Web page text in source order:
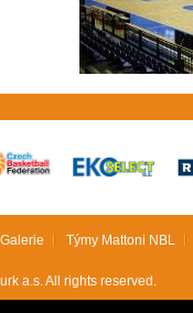
Galerie Týmy Mattoni NBL
a.s. All rights reserved.